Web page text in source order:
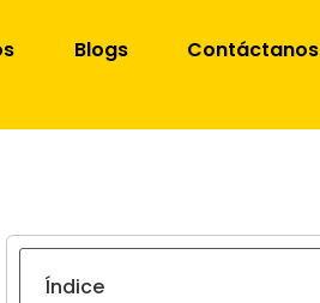
Blogs Contáctanos
Índice